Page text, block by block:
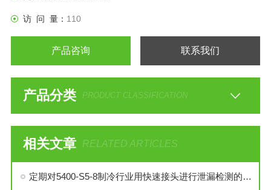
访 问 量： 110
产品咨询 联系我们
产品分类 PRODUCT CLASSIFICATION
相关文章 RELATED ARTICLES
定期对5400-S5-8制冷行业用快速接头进行泄漏检测的必要性与操作方法